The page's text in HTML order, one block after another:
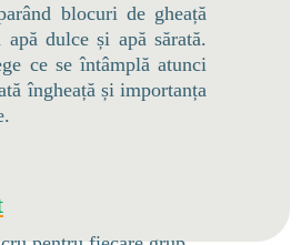
blocuri de gheață
dulce și apă sărată.
ce se întâmplă atunci
îngheață și importanța